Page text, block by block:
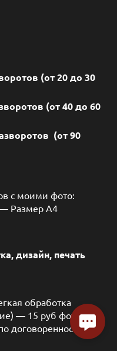
(от 20 до 30
(от 40 до 60
(от 90
с моими фото:
— Размер А4
дизайн, печать
обработка
— 15 руб фото.
договоренности